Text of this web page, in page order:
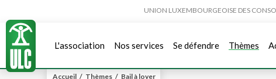
UNION LUXEMBOURGEOISE DES
L'association Nos services Se défendre Thèmes
Accueil / Thèmes / Bail à loyer